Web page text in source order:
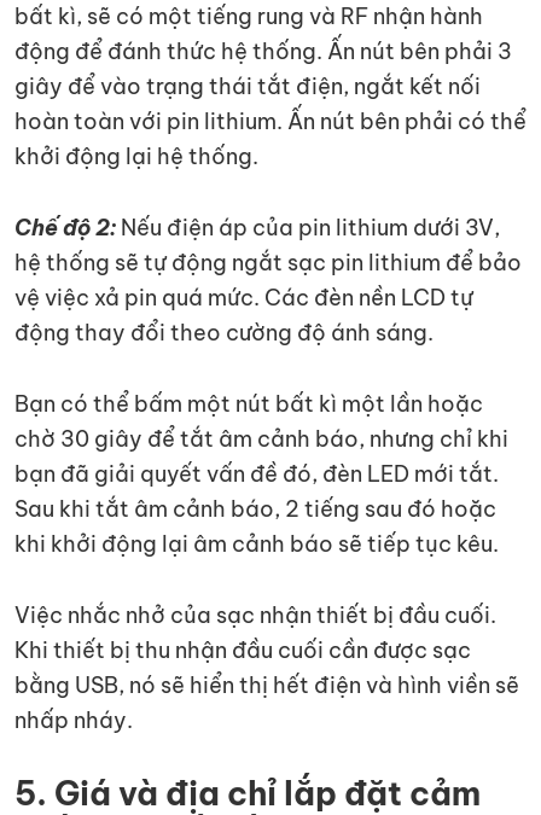
bất kì, sẽ có một tiếng rung và RF nhận hành
động để đánh thức hệ thống. Ấn nút bên phải 3
giây để vào trạng thái tắt điện, ngắt kết nối
hoàn toàn với pin lithium. Ấn nút bên phải có thể
khởi động lại hệ thống.
Chế độ 2: Nếu điện áp của pin lithium dưới 3V,
hệ thống sẽ tự động ngắt sạc pin lithium để bảo
vệ việc xả pin quá mức. Các đèn nền LCD tự
động thay đổi theo cường độ ánh sáng.
Bạn có thể bấm một nút bất kì một lần hoặc
chờ 30 giây để tắt âm cảnh báo, nhưng chỉ khi
bạn đã giải quyết vấn đề đó, đèn LED mới tắt.
Sau khi tắt âm cảnh báo, 2 tiếng sau đó hoặc
khi khởi động lại âm cảnh báo sẽ tiếp tục kêu.
Việc nhắc nhở của sạc nhận thiết bị đầu cuối.
Khi thiết bị thu nhận đầu cuối cần được sạc
bằng USB, nó sẽ hiển thị hết điện và hình viền sẽ
nhấp nháy.
5. Giá và địa chỉ lắp đặt cảm